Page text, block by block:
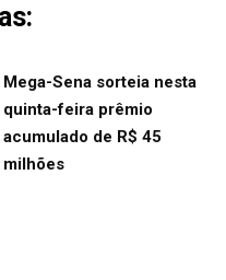
Mega-Sena sorteia nesta
quinta-feira prêmio
acumulado de R$ 45
milhões